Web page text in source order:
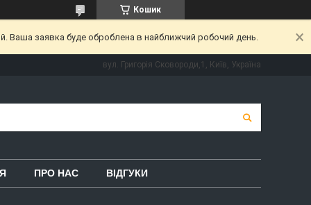
Кошик
Ваша заявка буде оброблена в найближчий робочий день.
вул. Григорія Сковороди,1, Київ, Україна
ПРО НАС ВІДГУКИ